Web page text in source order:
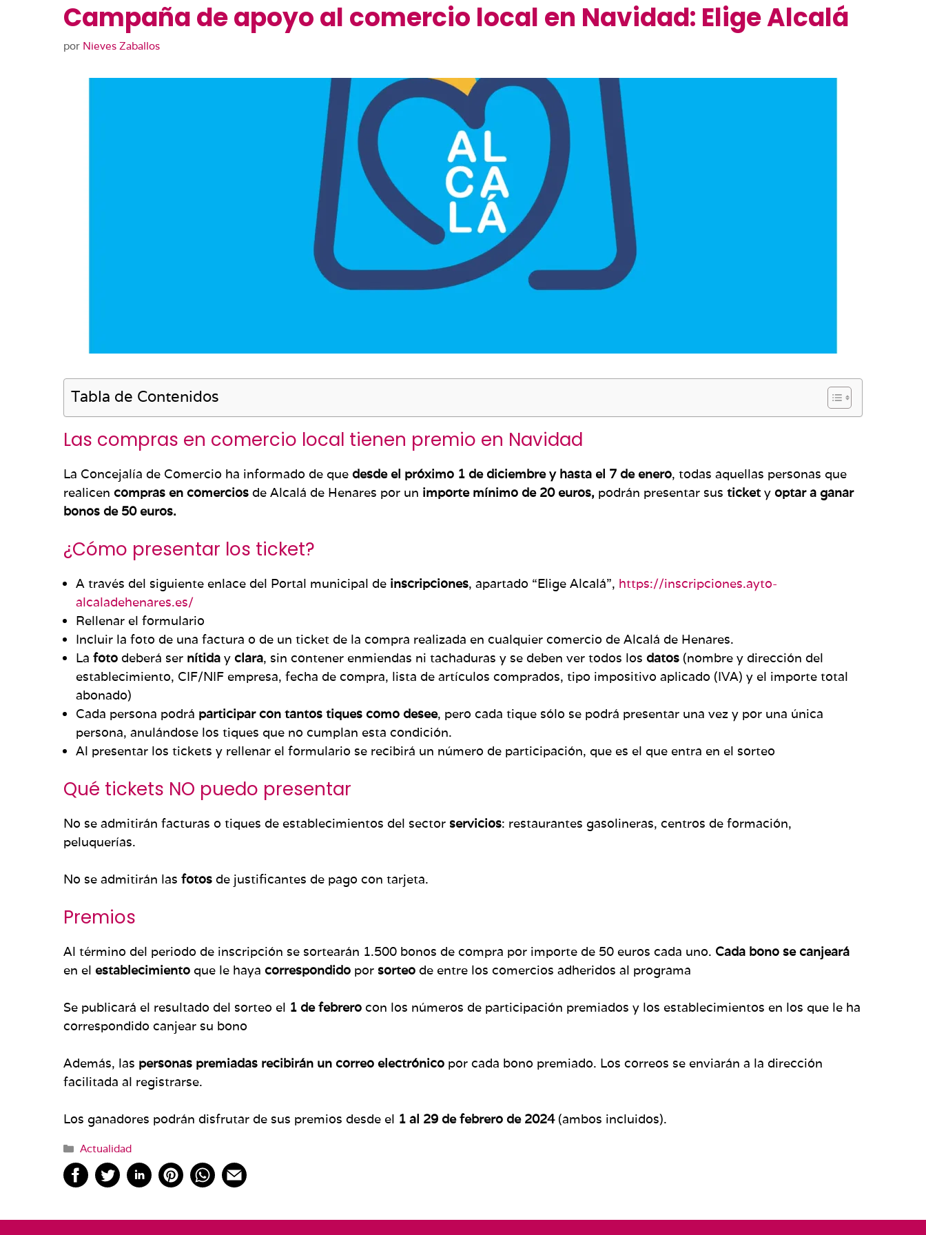
Campaña de apoyo al comercio local en Navidad: Elige Alcalá
por Nieves Zaballos
Tabla de Contenidos
Las compras en comercio local tienen premio en Navidad
La Concejalía de Comercio ha informado de que desde el próximo 1 de diciembre y hasta el 7 de enero, todas aquellas personas que
realicen compras en comercios de Alcalá de Henares por un importe mínimo de 20 euros, podrán presentar sus ticket y optar a ganar
bonos de 50 euros.
¿Cómo presentar los ticket?
A través del siguiente enlace del Portal municipal de inscripciones, apartado “Elige Alcalá”, https://inscripciones.ayto-
alcaladehenares.es/
Rellenar el formulario
Incluir la foto de una factura o de un ticket de la compra realizada en cualquier comercio de Alcalá de Henares.
La foto deberá ser nítida y clara, sin contener enmiendas ni tachaduras y se deben ver todos los datos (nombre y dirección del
establecimiento, CIF/NIF empresa, fecha de compra, lista de artículos comprados, tipo impositivo aplicado (IVA) y el importe total
abonado)
Cada persona podrá participar con tantos tiques como desee, pero cada tique sólo se podrá presentar una vez y por una única
persona, anulándose los tiques que no cumplan esta condición.
Al presentar los tickets y rellenar el formulario se recibirá un número de participación, que es el que entra en el sorteo
Qué tickets NO puedo presentar
No se admitirán facturas o tiques de establecimientos del sector servicios: restaurantes gasolineras, centros de formación,
peluquerías.
No se admitirán las fotos de justificantes de pago con tarjeta.
Premios
Al término del periodo de inscripción se sortearán 1.500 bonos de compra por importe de 50 euros cada uno. Cada bono se canjeará
en el establecimiento que le haya correspondido por sorteo de entre los comercios adheridos al programa
Se publicará el resultado del sorteo el 1 de febrero con los números de participación premiados y los establecimientos en los que le ha
correspondido canjear su bono
Además, las personas premiadas recibirán un correo electrónico por cada bono premiado. Los correos se enviarán a la dirección
facilitada al registrarse.
Los ganadores podrán disfrutar de sus premios desde el 1 al 29 de febrero de 2024 (ambos incluidos).
Categorías
Actualidad